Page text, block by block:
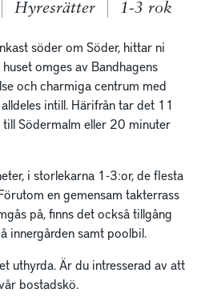
Hyresrätter 1-3 rok
söder om Söder, hittar ni
omges av Bandhagens
och charmiga centrum med
intill. Härifrån tar det 11
Södermalm eller 20 minuter
i storlekarna 1-3:or, de flesta
en gemensam takterrass
på, finns det också tillgång
innergården samt poolbil.
uthyrda. Är du intresserad av att
bostadskö.